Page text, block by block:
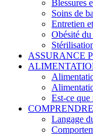
Blessures
Soins de
Entretien
Obésité du
ASSURANCE
Est-ce que
Langage